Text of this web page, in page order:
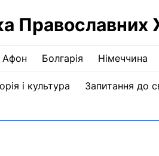
Православних
Афон Болгарія Німеччина
і культура Запитання до